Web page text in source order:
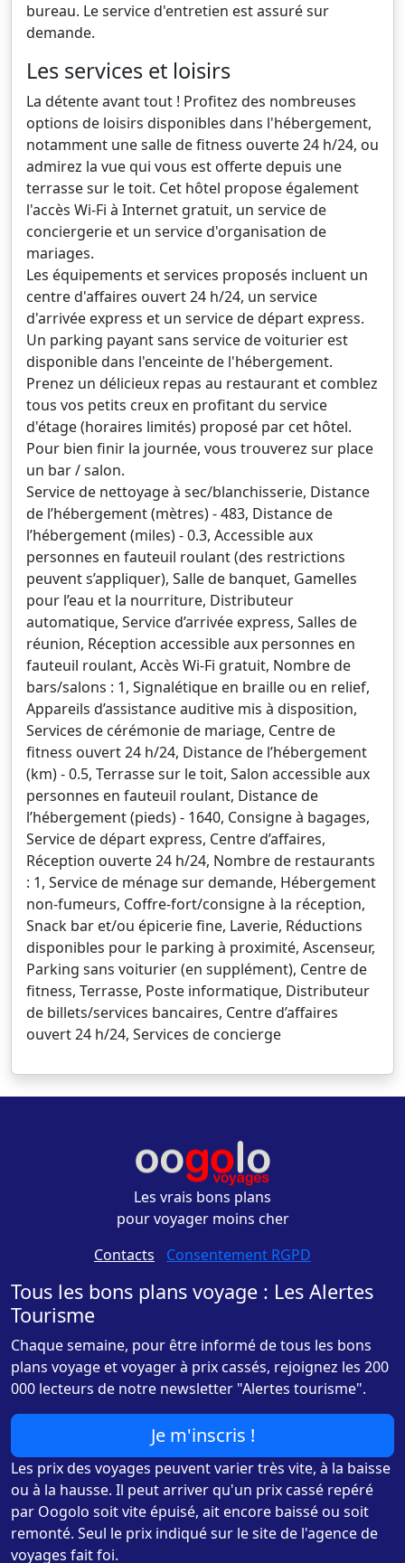
bureau. Le service d'entretien est assuré sur
demande.
Les services et loisirs
La détente avant tout ! Profitez des nombreuses
options de loisirs disponibles dans l'hébergement,
notamment une salle de fitness ouverte 24 h/24, ou
admirez la vue qui vous est offerte depuis une
terrasse sur le toit. Cet hôtel propose également
l'accès Wi-Fi à Internet gratuit, un service de
conciergerie et un service d'organisation de
mariages.
Les équipements et services proposés incluent un
centre d'affaires ouvert 24 h/24, un service
d'arrivée express et un service de départ express.
Un parking payant sans service de voiturier est
disponible dans l'enceinte de l'hébergement.
Prenez un délicieux repas au restaurant et comblez
tous vos petits creux en profitant du service
d'étage (horaires limités) proposé par cet hôtel.
Pour bien finir la journée, vous trouverez sur place
un bar / salon.
Service de nettoyage à sec/blanchisserie, Distance
de l’hébergement (mètres) - 483, Distance de
l’hébergement (miles) - 0.3, Accessible aux
personnes en fauteuil roulant (des restrictions
peuvent s’appliquer), Salle de banquet, Gamelles
pour l’eau et la nourriture, Distributeur
automatique, Service d’arrivée express, Salles de
réunion, Réception accessible aux personnes en
fauteuil roulant, Accès Wi-Fi gratuit, Nombre de
bars/salons : 1, Signalétique en braille ou en relief,
Appareils d’assistance auditive mis à disposition,
Services de cérémonie de mariage, Centre de
fitness ouvert 24 h/24, Distance de l’hébergement
(km) - 0.5, Terrasse sur le toit, Salon accessible aux
personnes en fauteuil roulant, Distance de
l’hébergement (pieds) - 1640, Consigne à bagages,
Service de départ express, Centre d’affaires,
Réception ouverte 24 h/24, Nombre de restaurants
: 1, Service de ménage sur demande, Hébergement
non-fumeurs, Coffre-fort/consigne à la réception,
Snack bar et/ou épicerie fine, Laverie, Réductions
disponibles pour le parking à proximité, Ascenseur,
Parking sans voiturier (en supplément), Centre de
fitness, Terrasse, Poste informatique, Distributeur
de billets/services bancaires, Centre d’affaires
ouvert 24 h/24, Services de concierge
Les vrais bons plans
pour voyager moins cher
Contacts - Consentement RGPD
Tous les bons plans voyage : Les Alertes
Tourisme
Chaque semaine, pour être informé de tous les bons
plans voyage et voyager à prix cassés, rejoignez les 200
000 lecteurs de notre newsletter "Alertes tourisme".
Je m'inscris !
Les prix des voyages peuvent varier très vite, à la baisse
ou à la hausse. Il peut arriver qu'un prix cassé repéré
par Oogolo soit vite épuisé, ait encore baissé ou soit
remonté. Seul le prix indiqué sur le site de l'agence de
voyages fait foi.